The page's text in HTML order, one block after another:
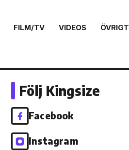
FILM/TV VIDEOS ÖVRIGT
Följ Kingsize
Facebook
Instagram